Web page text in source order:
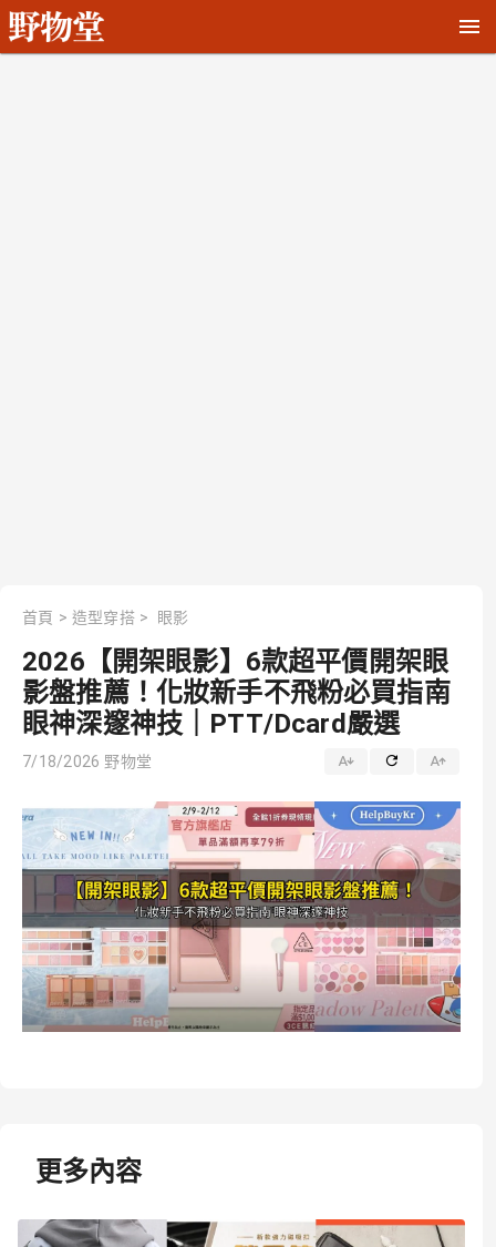
首頁 > 造型穿搭 > 眼影
2026【開架眼影】6款超平價開架眼
影盤推薦！化妝新手不飛粉必買指南
眼神深邃神技｜PTT/Dcard嚴選
7/18/2026 野物堂
更多內容